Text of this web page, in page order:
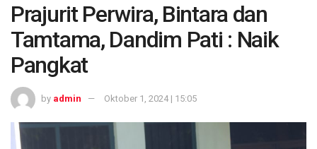
Prajurit Perwira, Bintara dan
Tamtama, Dandim Pati : Naik
Pangkat
by admin Oktober 1, 2024 | 15:05